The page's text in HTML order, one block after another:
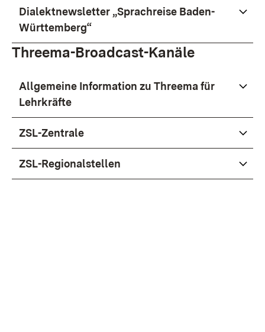
Dialektnewsletter „Sprachreise Baden-
Württemberg“
Threema-Broadcast-Kanäle
Allgemeine Information zu Threema für
Lehrkräfte
ZSL-Zentrale
ZSL-Regionalstellen